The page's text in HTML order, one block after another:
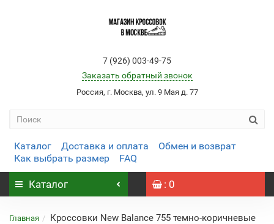
7 (926) 003-49-75
Заказать обратный звонок
Россия, г. Москва, ул. 9 Мая д. 77
Каталог Доставка и оплата
Обмен и возврат
Как выбрать размер
FAQ
Каталог : 0
Главная Кроссовки New Balance 755 темно-коричневые